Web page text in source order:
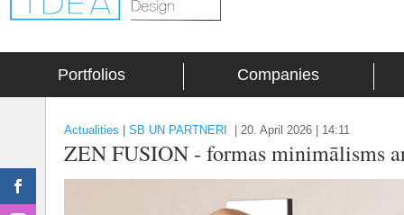
Portfolios Companies
Actualities SB UN PARTNERI 20. April 2026 | 14:11
ZEN FUSION - formas minimālisms